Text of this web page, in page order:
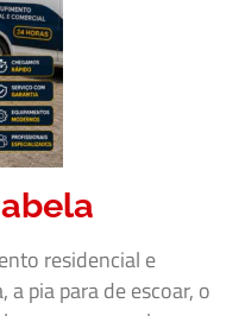
residencial e
pia para de escoar, o